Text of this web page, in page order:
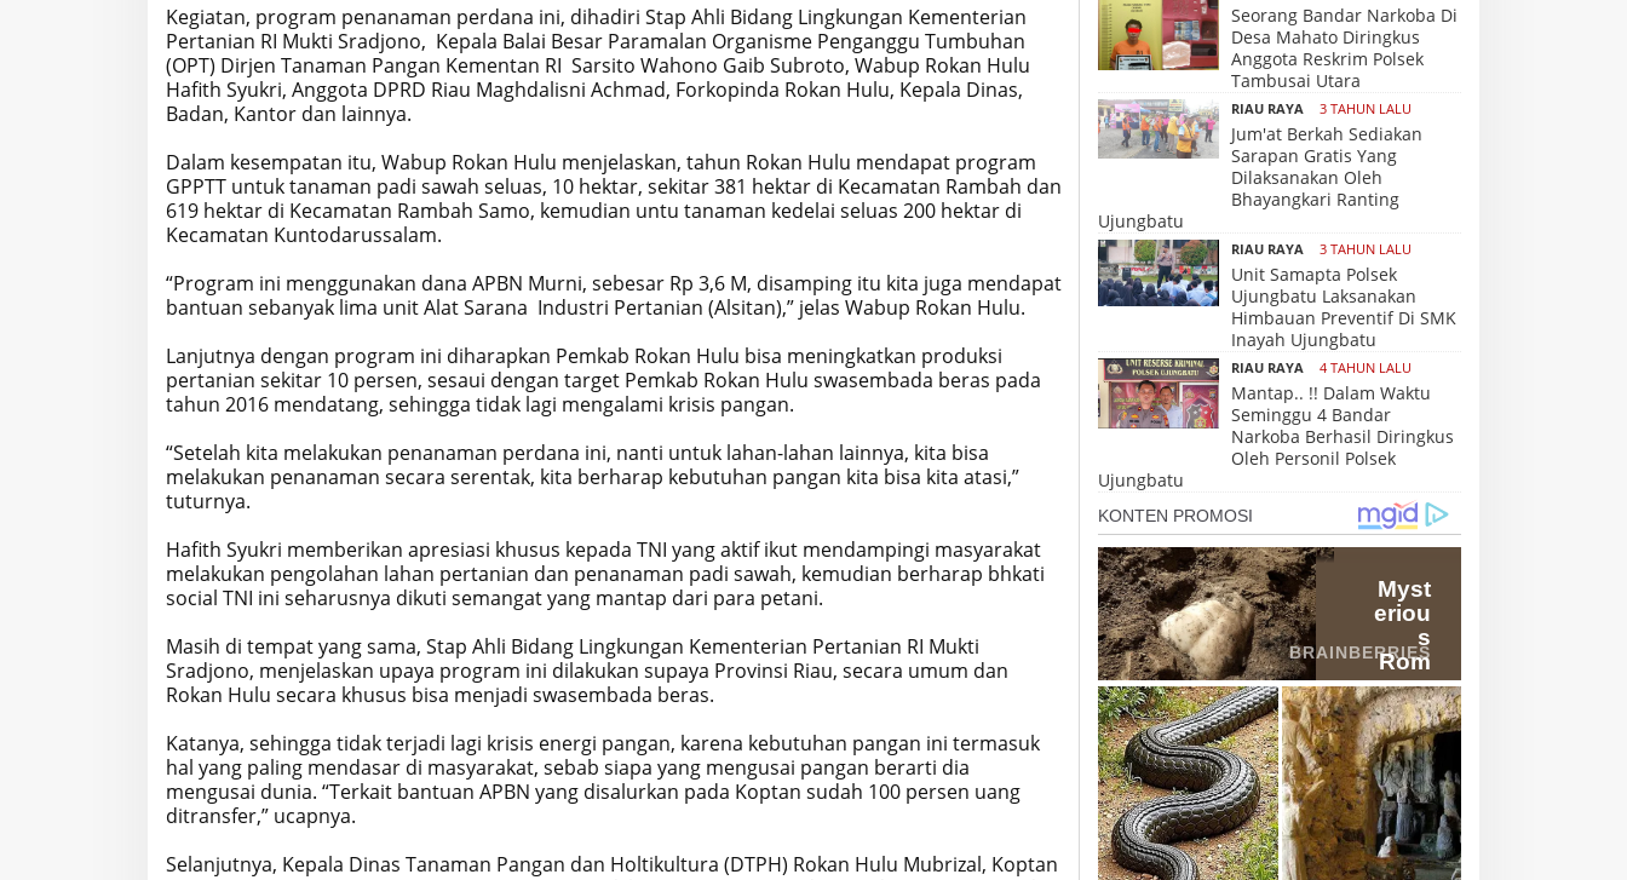
Kegiatan, program penanaman perdana ini, dihadiri Stap Ahli Bidang Lingkungan Kementerian
Pertanian RI Mukti Sradjono, Kepala Balai Besar Paramalan Organisme Penganggu Tumbuhan
(OPT) Dirjen Tanaman Pangan Kementan RI Sarsito Wahono Gaib Subroto, Wabup Rokan Hulu
Hafith Syukri, Anggota DPRD Riau Maghdalisni Achmad, Forkopinda Rokan Hulu, Kepala Dinas,
Badan, Kantor dan lainnya.
Dalam kesempatan itu, Wabup Rokan Hulu menjelaskan, tahun Rokan Hulu mendapat program
GPPTT untuk tanaman padi sawah seluas, 10 hektar, sekitar 381 hektar di Kecamatan Rambah dan
619 hektar di Kecamatan Rambah Samo, kemudian untu tanaman kedelai seluas 200 hektar di
Kecamatan Kuntodarussalam.
“Program ini menggunakan dana APBN Murni, sebesar Rp 3,6 M, disamping itu kita juga mendapat
bantuan sebanyak lima unit Alat Sarana Industri Pertanian (Alsitan),” jelas Wabup Rokan Hulu.
Lanjutnya dengan program ini diharapkan Pemkab Rokan Hulu bisa meningkatkan produksi
pertanian sekitar 10 persen, sesaui dengan target Pemkab Rokan Hulu swasembada beras pada
tahun 2016 mendatang, sehingga tidak lagi mengalami krisis pangan.
“Setelah kita melakukan penanaman perdana ini, nanti untuk lahan-lahan lainnya, kita bisa
melakukan penanaman secara serentak, kita berharap kebutuhan pangan kita bisa kita atasi,”
tuturnya.
Hafith Syukri memberikan apresiasi khusus kepada TNI yang aktif ikut mendampingi masyarakat
melakukan pengolahan lahan pertanian dan penanaman padi sawah, kemudian berharap bhkati
social TNI ini seharusnya dikuti semangat yang mantap dari para petani.
Masih di tempat yang sama, Stap Ahli Bidang Lingkungan Kementerian Pertanian RI Mukti
Sradjono, menjelaskan upaya program ini dilakukan supaya Provinsi Riau, secara umum dan
Rokan Hulu secara khusus bisa menjadi swasembada beras.
Katanya, sehingga tidak terjadi lagi krisis energi pangan, karena kebutuhan pangan ini termasuk
hal yang paling mendasar di masyarakat, sebab siapa yang mengusai pangan berarti dia
mengusai dunia. “Terkait bantuan APBN yang disalurkan pada Koptan sudah 100 persen uang
ditransfer,” ucapnya.
Selanjutnya, Kepala Dinas Tanaman Pangan dan Holtikultura (DTPH) Rokan Hulu Mubrizal, Koptan
Seorang Bandar Narkoba Di
Desa Mahato Diringkus
Anggota Reskrim Polsek
Tambusai Utara
RIAU RAYA 3 TAHUN LALU
Jum'at Berkah Sediakan
Sarapan Gratis Yang
Dilaksanakan Oleh
Bhayangkari Ranting
Ujungbatu
RIAU RAYA 3 TAHUN LALU
Unit Samapta Polsek
Ujungbatu Laksanakan
Himbauan Preventif Di SMK
Inayah Ujungbatu
RIAU RAYA 4 TAHUN LALU
Mantap.. !! Dalam Waktu
Seminggu 4 Bandar
Narkoba Berhasil Diringkus
Oleh Personil Polsek
Ujungbatu